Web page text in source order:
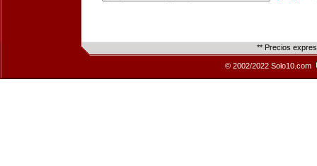
** Precios
© 2002/2022 Solo10.com